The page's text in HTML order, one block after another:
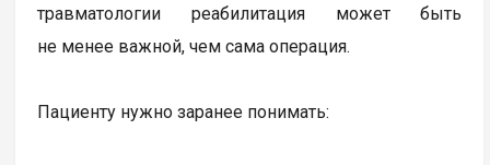
травматологии реабилитация может быть
не менее важной, чем сама операция.
Пациенту нужно заранее понимать: